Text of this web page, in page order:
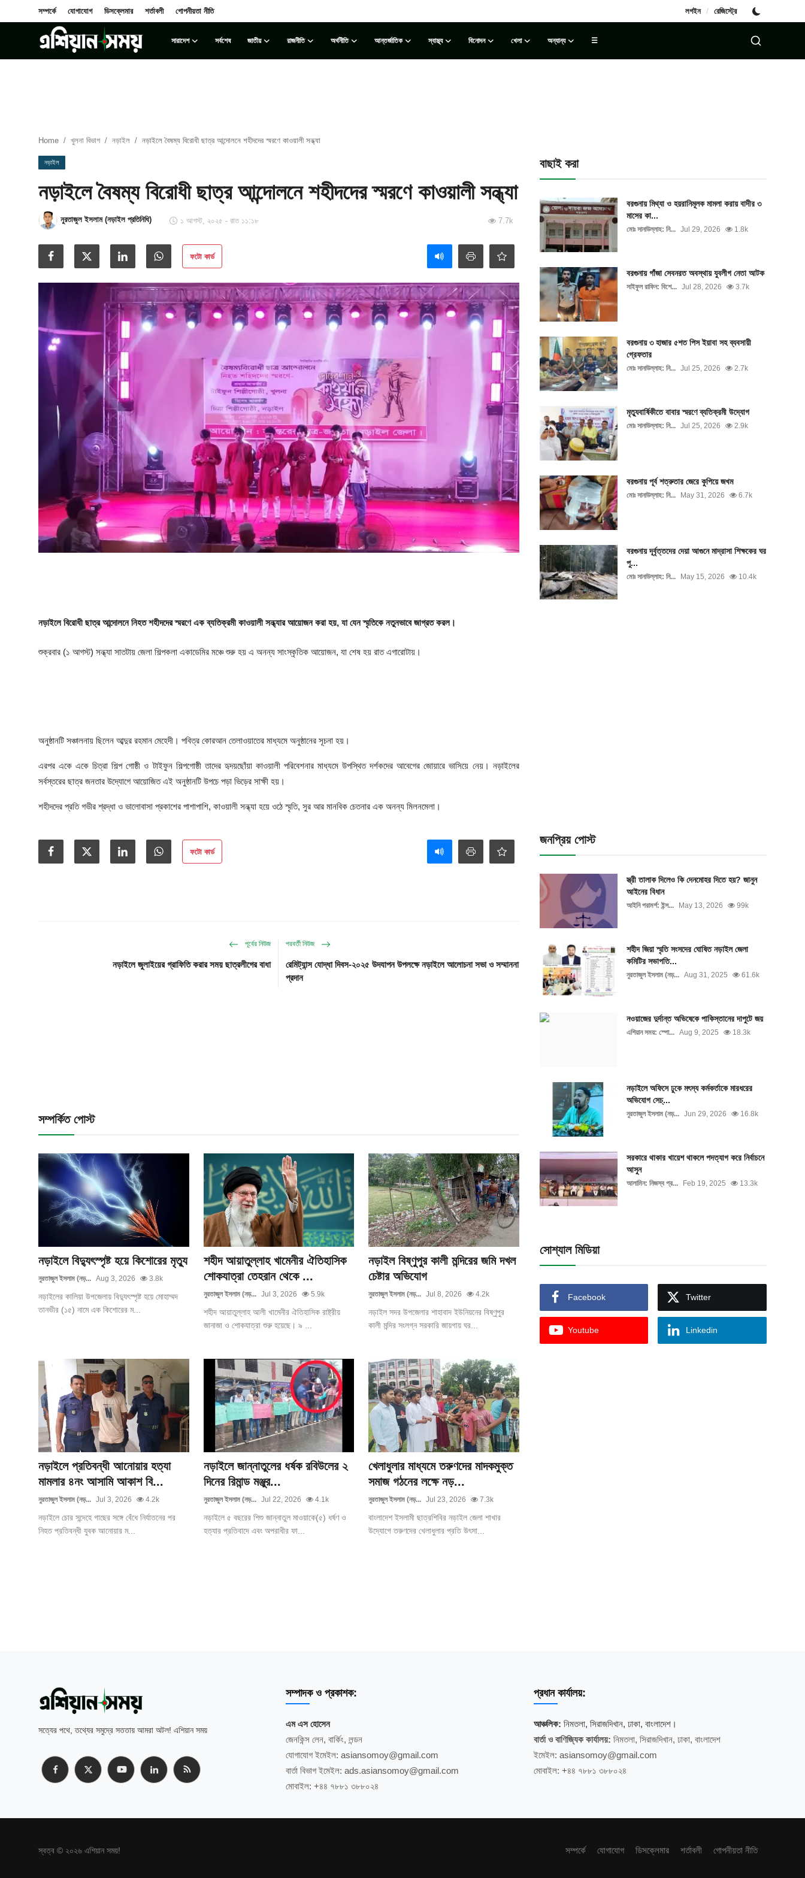
সম্পর্কে যোগাযোগ ডিসক্লেমার শর্তাবলী গোপনীয়তা নীতি লগইন / রেজিস্ট্রে
সারাদেশ সর্বশেষ জাতীয় রাজনীতি অর্থনীতি আন্তর্জাতিক স্বাস্থ্য বিনোদন খেলা অন্যান্য ☰
ডিসক্লেমার
চট্টগ্রাম বিভাগ
বরিশাল বিভাগ
সিলেট বিভাগ
আইনি পরামর্শের
Home খুলনা বিভাগ নড়াইল নড়াইলে বৈষম্য বিরোধী ছাত্র আন্দোলনে শহীদদের স্মরণে কাওয়ালী সন্ধ্যা
নড়াইল
নড়াইলে বৈষম্য বিরোধী ছাত্র আন্দোলনে শহীদদের স্মরণে কাওয়ালী সন্ধ্যা
নুরতাজুল ইসলাম (নড়াইল প্রতিনিধি) ১ আগস্ট, ২০২৫ - রাত ১১:১৮ 7.7k
ফটো কার্ড
নড়াইলে বিরোধী ছাত্র আন্দোলনে নিহত শহীদদের স্মরণে এক ব্যতিক্রমী কাওয়ালী সন্ধ্যার আয়োজন করা হয়, যা যেন স্মৃতিকে নতুনভাবে জাগ্রত করল।
শুক্রবার (১ আগস্ট) সন্ধ্যা সাতটায় জেলা শিল্পকলা একাডেমির মঞ্চে শুরু হয় এ অনন্য সাংস্কৃতিক আয়োজন, যা শেষ হয় রাত এগারোটায়।
অনুষ্ঠানটি সঞ্চালনায় ছিলেন আব্দুর রহমান মেহেদী। পবিত্র কোরআন তেলাওয়াতের মাধ্যমে অনুষ্ঠানের সূচনা হয়।
এরপর একে একে চিত্রা শিল্প গোষ্ঠী ও টাইফুন শিল্পগোষ্ঠী তাদের হৃদয়ছোঁয়া কাওয়ালী পরিবেশনার মাধ্যমে উপস্থিত দর্শকদের আবেগের জোয়ারে ভাসিয়ে নেয়। নড়াইলের
সর্বস্তরের ছাত্র জনতার উদ্যোগে আয়োজিত এই অনুষ্ঠানটি উপচে পড়া ভিড়ের সাক্ষী হয়।
শহীদদের প্রতি গভীর শ্রদ্ধা ও ভালোবাসা প্রকাশের পাশাপাশি, কাওয়ালী সন্ধ্যা হয়ে ওঠে স্মৃতি, সুর আর মানবিক চেতনার এক অনন্য মিলনমেলা।
ফটো কার্ড
পূর্বের নিউজ
নড়াইলে জুলাইয়ের গ্রাফিতি করার সময় ছাত্রলীগের বাধা
পরবর্তী নিউজ
রেমিট্যান্স যোদ্ধা দিবস-২০২৫ উদযাপন উপলক্ষে নড়াইলে আলোচনা সভা ও সম্মাননা
প্রদান
সম্পর্কিত পোস্ট
নড়াইলে বিদ্যুৎস্পৃষ্ট হয়ে কিশোরের মৃত্যু
নুরতাজুল ইসলাম (নড়... Aug 3, 2026 3.8k
নড়াইলের কালিয়া উপজেলায় বিদ্যুৎস্পৃষ্ট হয়ে মোহাম্মদ
তানভীর (১৫) নামে এক কিশোরের ম...
শহীদ আয়াতুল্লাহ খামেনীর ঐতিহাসিক
শোকযাত্রা তেহরান থেকে ...
নুরতাজুল ইসলাম (নড়... Jul 3, 2026 5.9k
শহীদ আয়াতুল্লাহ আলী খামেনীর ঐতিহাসিক রাষ্ট্রীয়
জানাজা ও শোকযাত্রা শুরু হয়েছে। ৯ ...
নড়াইল বিষ্ণুপুর কালী মন্দিরের জমি দখল
চেষ্টার অভিযোগ
নুরতাজুল ইসলাম (নড়... Jul 8, 2026 4.2k
নড়াইল সদর উপজেলার শাহাবাদ ইউনিয়নের বিষ্ণুপুর
কালী মন্দির সংলগ্ন সরকারি জায়গায় ঘর...
নড়াইলে প্রতিবন্ধী আনোয়ার হত্যা
মামলার ৪নং আসামি আকাশ বি...
নুরতাজুল ইসলাম (নড়... Jul 3, 2026 4.2k
নড়াইলে চোর সন্দেহে গাছের সঙ্গে বেঁধে নির্যাতনের পর
নিহত প্রতিবন্ধী যুবক আনোয়ার ম...
নড়াইলে জান্নাতুলের ধর্ষক রবিউলের ২
দিনের রিমান্ড মঞ্জুর...
নুরতাজুল ইসলাম (নড়... Jul 22, 2026 4.1k
নড়াইলে ৫ বছরের শিশু জান্নাতুল মাওয়াকে(৫) ধর্ষণ ও
হত্যার প্রতিবাদে এবং অপরাধীর ফা...
খেলাধুলার মাধ্যমে তরুণদের মাদকমুক্ত
সমাজ গঠনের লক্ষে নড়...
নুরতাজুল ইসলাম (নড়... Jul 23, 2026 7.3k
বাংলাদেশ ইসলামী ছাত্রশিবির নড়াইল জেলা শাখার
উদ্যোগে তরুণদের খেলাধুলার প্রতি উৎসা...
বাছাই করা
বরগুনায় মিথ্যা ও হয়রানিমূলক মামলা করায় বাদীর ৩
মাসের কা...
মোঃ সানাউল্লাহ: নি... Jul 29, 2026 1.8k
বরগুনায় গাঁজা সেবনরত অবস্থায় যুবলীগ নেতা আটক
সাইফুল রাফিন: বিশে... Jul 28, 2026 3.7k
বরগুনায় ৩ হাজার ৫শত পিস ইয়াবা সহ ব্যবসায়ী
গ্রেফতার
মোঃ সানাউল্লাহ: নি... Jul 25, 2026 2.7k
মৃত্যুবার্ষিকীতে বাবার স্মরণে ব্যতিক্রমী উদ্যোগ
মোঃ সানাউল্লাহ: নি... Jul 25, 2026 2.9k
বরগুনায় পূর্ব শত্রুতার জেরে কুপিয়ে জখম
মোঃ সানাউল্লাহ: নি... May 31, 2026 6.7k
বরগুনায় দূর্বৃত্তদের দেয়া আগুনে মাদ্রাসা শিক্ষকের ঘর
পু...
মোঃ সানাউল্লাহ: নি... May 15, 2026 10.4k
জনপ্রিয় পোস্ট
স্ত্রী তালাক দিলেও কি দেনমোহর দিতে হয়? জানুন
আইনের বিধান
আইনি পরামর্শ: ইন্স... May 13, 2026 99k
শহীদ জিয়া স্মৃতি সংসদের ঘোষিত নড়াইল জেলা
কমিটির সভাপতি...
নুরতাজুল ইসলাম (নড়... Aug 31, 2025 61.6k
নওয়াজের দুর্দান্ত অভিষেকে পাকিস্তানের দাপুটে জয়
এশিয়ান সময়: স্পো... Aug 9, 2025 18.3k
নড়াইলে অফিসে ঢুকে মৎস্য কর্মকর্তাকে মারধরের
অভিযোগ সেচ্...
নুরতাজুল ইসলাম (নড়... Jun 29, 2026 16.8k
সরকারে থাকার খায়েশ থাকলে পদত্যাগ করে নির্বাচনে
আসুন
আলামিন: নিজস্ব প্র... Feb 19, 2025 13.3k
সোশ্যাল মিডিয়া
Facebook Twitter
Youtube Linkedin
সত্যের পথে, তথ্যের সমুদ্রে সততায় আমরা অটল! এশিয়ান সময়
সম্পাদক ও প্রকাশক:
এম এস হোসেন
জেনকিন্স লেন, বার্কিং, লন্ডন
যোগাযোগ ইমেইল: asiansomoy@gmail.com
বার্তা বিভাগ ইমেইল: ads.asiansomoy@gmail.com
মোবাইল: +৪৪ ৭৮৮১ ৩৮৮০২৪
প্রধান কার্যালয়:
আঞ্চলিক: নিমতলা, সিরাজদিখান, ঢাকা, বাংলাদেশ।
বার্তা ও বাণিজ্যিক কার্যালয়: নিমতলা, সিরাজদিখান, ঢাকা, বাংলাদেশ
ইমেইল: asiansomoy@gmail.com
মোবাইল: +৪৪ ৭৮৮১ ৩৮৮০২৪
স্বত্ব © ২০২৬ এশিয়ান সময়! সম্পর্কে যোগাযোগ ডিসক্লেমার শর্তাবলী গোপনীয়তা নীতি